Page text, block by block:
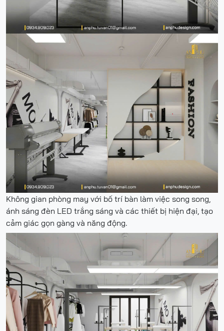
Không gian phòng may với bố trí bàn làm việc song song,
ánh sáng đèn LED trắng sáng và các thiết bị hiện đại, tạo
cảm giác gọn gàng và năng động.